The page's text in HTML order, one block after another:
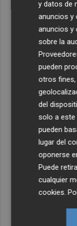
y datos de
anuncios y
anuncios y
sobre la
pueden
otros
del
solo a este
pueden
lugar del
oponerse
Puede
cualquier
cookies .